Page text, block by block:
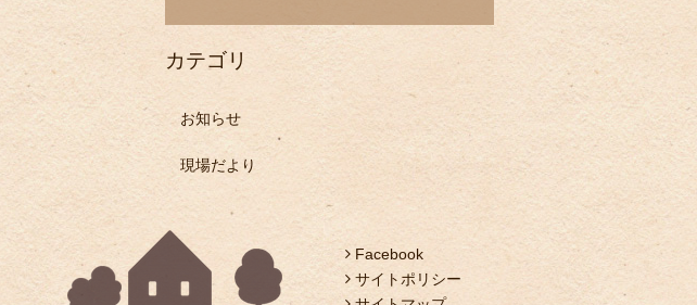
カテゴリ
お知らせ
現場だより
Facebook
サイトポリシー